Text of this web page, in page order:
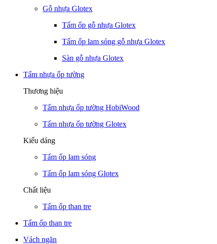
Gỗ nhựa Glotex
Tấm ốp gỗ nhựa Glotex
Tấm ốp lam sóng gỗ nhựa Glotex
Sàn gỗ nhựa Glotex
Tấm nhựa ốp tường
Thương hiệu
Tấm nhựa ốp tường HobiWood
Tấm nhựa ốp tường Glotex
Kiểu dáng
Tấm ốp lam sóng
Tấm ốp lam sóng Glotex
Chất liệu
Tấm ốp than tre
Tấm ốp than tre
Vách ngăn